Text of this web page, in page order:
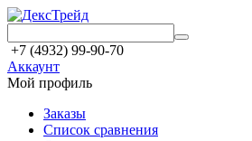
+7 (4932) 99-90-70
Аккаунт
Мой профиль
Заказы
Список сравнения